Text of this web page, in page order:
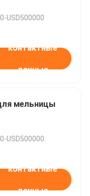
USD500000
контактные
данные
мельницы
USD500000
контактные
данные